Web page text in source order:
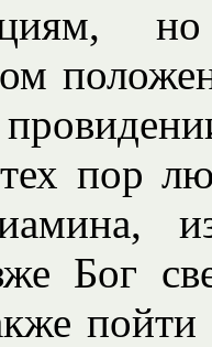
пор
Бог
пойти